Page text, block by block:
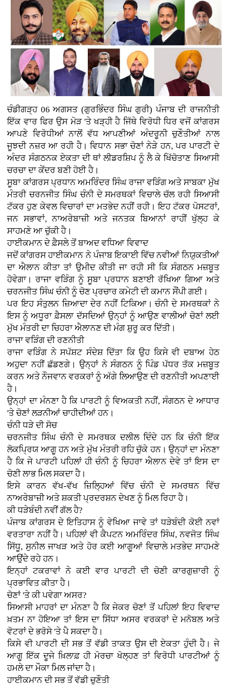
ਚੰਡੀਗੜ੍ਹ 06 ਅਗਸਤ (ਗੁਰਭਿੰਦਰ ਸਿੰਘ ਗੁਰੀ)ਪੰਜਾਬ ਦੀ ਰਾਜਨੀਤੀ
ਇੱਕ ਵਾਰ ਫਿਰ ਉਸ ਮੋੜ 'ਤੇ ਖੜ੍ਹੀ ਹੈ ਜਿੱਥੇ ਵਿਰੋਧੀ ਧਿਰ ਵਜੋਂ ਕਾਂਗਰਸ
ਆਪਣੇ ਵਿਰੋਧੀਆਂ ਨਾਲੋਂ ਵੱਧ ਆਪਣੀਆਂ ਅੰਦਰੂਨੀ ਚੁਣੌਤੀਆਂ ਨਾਲ
ਜੂਝਦੀ ਨਜ਼ਰ ਆ ਰਹੀ ਹੈ। ਵਿਧਾਨ ਸਭਾ ਚੋਣਾਂ ਨੇੜੇ ਹਨ, ਪਰ ਪਾਰਟੀ ਦੇ
ਅੰਦਰ ਸੰਗਠਨਕ ਏਕਤਾ ਦੀ ਥਾਂ ਲੀਡਰਸ਼ਿਪ ਨੂੰ ਲੈ ਕੇ ਖਿੱਚੋਤਾਣ ਸਿਆਸੀ
ਚਰਚਾ ਦਾ ਕੇਂਦਰ ਬਣੀ ਹੋਈ ਹੈ।
ਸੂਬਾ ਕਾਂਗਰਸ ਪ੍ਰਧਾਨ ਅਮਰਿੰਦਰ ਸਿੰਘ ਰਾਜਾ ਵੜਿੰਗ ਅਤੇ ਸਾਬਕਾ ਮੁੱਖ
ਮੰਤਰੀ ਚਰਨਜੀਤ ਸਿੰਘ ਚੰਨੀ ਦੇ ਸਮਰਥਕਾਂ ਵਿਚਾਲੇ ਚੱਲ ਰਹੀ ਸਿਆਸੀ
ਟੱਕਰ ਹੁਣ ਕੇਵਲ ਵਿਚਾਰਾਂ ਦਾ ਮਤਭੇਦ ਨਹੀਂ ਰਹੀ। ਇਹ ਟੱਕਰ ਪੋਸਟਰਾਂ,
ਜਨ ਸਭਾਵਾਂ, ਨਾਅਰੇਬਾਜ਼ੀ ਅਤੇ ਜਨਤਕ ਬਿਆਨਾਂ ਰਾਹੀਂ ਖੁੱਲ੍ਹ ਕੇ
ਸਾਹਮਣੇ ਆ ਚੁੱਕੀ ਹੈ।
ਹਾਈਕਮਾਨ ਦੇ ਫ਼ੈਸਲੇ ਤੋਂ ਬਾਅਦ ਵਧਿਆ ਵਿਵਾਦ
ਜਦੋਂ ਕਾਂਗਰਸ ਹਾਈਕਮਾਨ ਨੇ ਪੰਜਾਬ ਇਕਾਈ ਵਿੱਚ ਨਵੀਆਂ ਨਿਯੁਕਤੀਆਂ
ਦਾ ਐਲਾਨ ਕੀਤਾ ਤਾਂ ਉਮੀਦ ਕੀਤੀ ਜਾ ਰਹੀ ਸੀ ਕਿ ਸੰਗਠਨ ਮਜ਼ਬੂਤ
ਹੋਵੇਗਾ। ਰਾਜਾ ਵੜਿੰਗ ਨੂੰ ਸੂਬਾ ਪ੍ਰਧਾਨ ਬਣਾਈ ਰੱਖਿਆ ਗਿਆ ਅਤੇ
ਚਰਨਜੀਤ ਸਿੰਘ ਚੰਨੀ ਨੂੰ ਚੋਣ ਪ੍ਰਚਾਰ ਕਮੇਟੀ ਦੀ ਕਮਾਨ ਸੌਂਪੀ ਗਈ।
ਪਰ ਇਹ ਸੰਤੁਲਨ ਜ਼ਿਆਦਾ ਦੇਰ ਨਹੀਂ ਟਿਕਿਆ। ਚੰਨੀ ਦੇ ਸਮਰਥਕਾਂ ਨੇ
ਇਸ ਨੂੰ ਅਧੂਰਾ ਫ਼ੈਸਲਾ ਦੱਸਦਿਆਂ ਉਨ੍ਹਾਂ ਨੂੰ ਆਉਣ ਵਾਲੀਆਂ ਚੋਣਾਂ ਲਈ
ਮੁੱਖ ਮੰਤਰੀ ਦਾ ਚਿਹਰਾ ਐਲਾਨਣ ਦੀ ਮੰਗ ਸ਼ੁਰੂ ਕਰ ਦਿੱਤੀ।
ਰਾਜਾ ਵੜਿੰਗ ਦੀ ਰਣਨੀਤੀ
ਰਾਜਾ ਵੜਿੰਗ ਨੇ ਸਪੱਸ਼ਟ ਸੰਦੇਸ਼ ਦਿੱਤਾ ਕਿ ਉਹ ਕਿਸੇ ਵੀ ਦਬਾਅ ਹੇਠ
ਅਹੁਦਾ ਨਹੀਂ ਛੱਡਣਗੇ। ਉਨ੍ਹਾਂ ਨੇ ਸੰਗਠਨ ਨੂੰ ਪਿੰਡ ਪੱਧਰ ਤੱਕ ਮਜ਼ਬੂਤ
ਕਰਨ ਅਤੇ ਨੌਜਵਾਨ ਵਰਕਰਾਂ ਨੂੰ ਅੱਗੇ ਲਿਆਉਣ ਦੀ ਰਣਨੀਤੀ ਅਪਣਾਈ
ਹੈ।
ਉਨ੍ਹਾਂ ਦਾ ਮੰਨਣਾ ਹੈ ਕਿ ਪਾਰਟੀ ਨੂੰ ਵਿਅਕਤੀ ਨਹੀਂ, ਸੰਗਠਨ ਦੇ ਆਧਾਰ
'ਤੇ ਚੋਣਾਂ ਲੜਨੀਆਂ ਚਾਹੀਦੀਆਂ ਹਨ।
ਚੰਨੀ ਧੜੇ ਦੀ ਸੋਚ
ਚਰਨਜੀਤ ਸਿੰਘ ਚੰਨੀ ਦੇ ਸਮਰਥਕ ਦਲੀਲ ਦਿੰਦੇ ਹਨ ਕਿ ਚੰਨੀ ਇੱਕ
ਲੋਕਪ੍ਰਿਯ ਆਗੂ ਹਨ ਅਤੇ ਮੁੱਖ ਮੰਤਰੀ ਰਹਿ ਚੁੱਕੇ ਹਨ। ਉਨ੍ਹਾਂ ਦਾ ਮੰਨਣਾ
ਹੈ ਕਿ ਜੇ ਪਾਰਟੀ ਪਹਿਲਾਂ ਹੀ ਚੰਨੀ ਨੂੰ ਚਿਹਰਾ ਐਲਾਨ ਦੇਵੇ ਤਾਂ ਇਸ ਦਾ
ਚੋਣੀ ਲਾਭ ਮਿਲ ਸਕਦਾ ਹੈ।
ਇਸੇ ਕਾਰਨ ਵੱਖ-ਵੱਖ ਜ਼ਿਲ੍ਹਿਆਂ ਵਿੱਚ ਚੰਨੀ ਦੇ ਸਮਰਥਨ ਵਿੱਚ
ਨਾਅਰੇਬਾਜ਼ੀ ਅਤੇ ਸ਼ਕਤੀ ਪ੍ਰਦਰਸ਼ਨ ਦੇਖਣ ਨੂੰ ਮਿਲ ਰਿਹਾ ਹੈ।
ਕੀ ਧੜੇਬੰਦੀ ਨਵੀਂ ਗੱਲ ਹੈ?
ਪੰਜਾਬ ਕਾਂਗਰਸ ਦੇ ਇਤਿਹਾਸ ਨੂੰ ਵੇਖਿਆ ਜਾਵੇ ਤਾਂ ਧੜੇਬੰਦੀ ਕੋਈ ਨਵਾਂ
ਵਰਤਾਰਾ ਨਹੀਂ ਹੈ। ਪਹਿਲਾਂ ਵੀ ਕੈਪਟਨ ਅਮਰਿੰਦਰ ਸਿੰਘ, ਨਵਜੋਤ ਸਿੰਘ
ਸਿੱਧੂ, ਸੁਨੀਲ ਜਾਖੜ ਅਤੇ ਹੋਰ ਕਈ ਆਗੂਆਂ ਵਿਚਾਲੇ ਮਤਭੇਦ ਸਾਹਮਣੇ
ਆਉਂਦੇ ਰਹੇ ਹਨ।
ਇਨ੍ਹਾਂ ਟਕਰਾਵਾਂ ਨੇ ਕਈ ਵਾਰ ਪਾਰਟੀ ਦੀ ਚੋਣੀ ਕਾਰਗੁਜ਼ਾਰੀ ਨੂੰ
ਪ੍ਰਭਾਵਿਤ ਕੀਤਾ ਹੈ।
ਚੋਣਾਂ 'ਤੇ ਕੀ ਪਵੇਗਾ ਅਸਰ?
ਸਿਆਸੀ ਮਾਹਰਾਂ ਦਾ ਮੰਨਣਾ ਹੈ ਕਿ ਜੇਕਰ ਚੋਣਾਂ ਤੋਂ ਪਹਿਲਾਂ ਇਹ ਵਿਵਾਦ
ਖ਼ਤਮ ਨਾ ਹੋਇਆ ਤਾਂ ਇਸ ਦਾ ਸਿੱਧਾ ਅਸਰ ਵਰਕਰਾਂ ਦੇ ਮਨੋਬਲ ਅਤੇ
ਵੋਟਰਾਂ ਦੇ ਭਰੋਸੇ 'ਤੇ ਪੈ ਸਕਦਾ ਹੈ।
ਕਿਸੇ ਵੀ ਪਾਰਟੀ ਦੀ ਸਭ ਤੋਂ ਵੱਡੀ ਤਾਕਤ ਉਸ ਦੀ ਏਕਤਾ ਹੁੰਦੀ ਹੈ। ਜੇ
ਆਗੂ ਇੱਕ ਦੂਜੇ ਖ਼ਿਲਾਫ਼ ਹੀ ਮੋਰਚਾ ਖੋਲ੍ਹਣ ਤਾਂ ਵਿਰੋਧੀ ਪਾਰਟੀਆਂ ਨੂੰ
ਹਮਲੇ ਦਾ ਮੌਕਾ ਮਿਲ ਜਾਂਦਾ ਹੈ।
ਹਾਈਕਮਾਨ ਦੀ ਸਭ ਤੋਂ ਵੱਡੀ ਚੁਣੌਤੀ